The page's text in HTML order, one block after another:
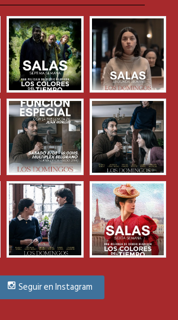
Seguir en Instagram